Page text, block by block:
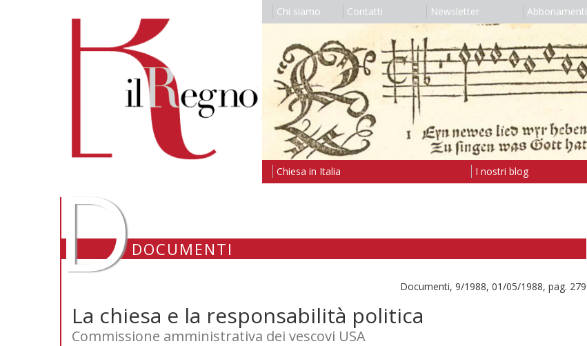
Chi siamo Contatti Newsletter Abbonamenti
Chiesa in Italia I nostri blog
DDOCUMENTI
Documenti, 9/1988, 01/05/1988, pag. 279
La chiesa e la responsabilità politica
Commissione amministrativa dei vescovi USA